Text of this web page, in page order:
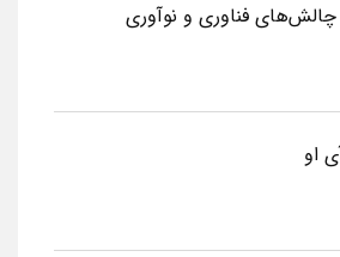
چالش‌های فناوری و نوآوری
او